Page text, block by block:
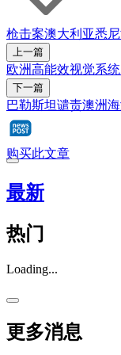
枪击案澳大利亚悉尼
上一篇
欧洲高能效视觉系
下一篇
巴勒斯坦谴责澳洲
购买此文章
最新
热门
Loading...
更多消息